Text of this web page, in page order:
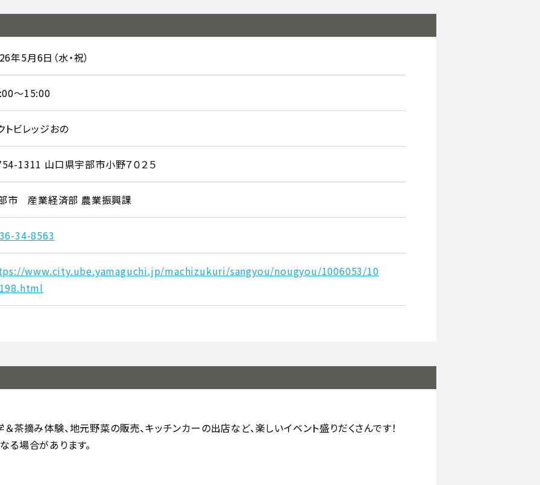
年5月6日（水・祝）
～15:00
トビレッジおの
1311 山口県宇部市小野７０２５
市 産業経済部 農業振興課
34-8563
www.city.ube.yamaguchi.jp/machizukuri/sangyou/nougyou/1006053/10
茶摘み体験、地元野菜の販売、キッチンカーの出店など、楽しいイベント盛りだくさんです！
る場合があります。